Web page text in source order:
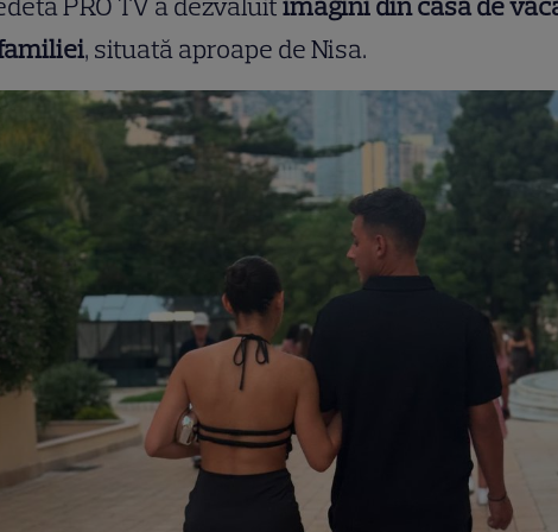
PRO TV a dezvăluitimagini din casa de
, situată aproape de Nisa.